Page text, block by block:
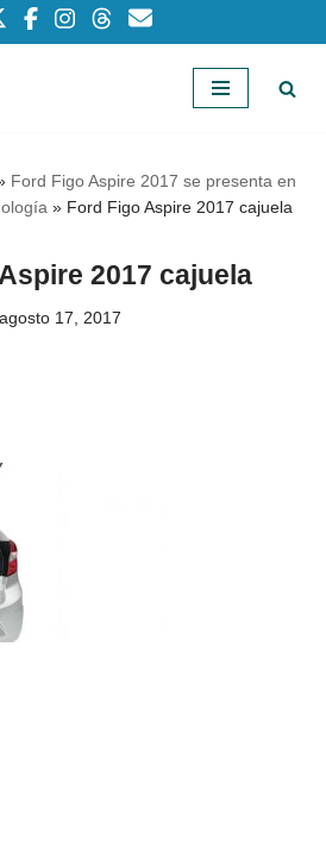
Ford Figo Aspire 2017 se presenta en
» Ford Figo Aspire 2017 cajuela
2017 cajuela
agosto 17, 2017